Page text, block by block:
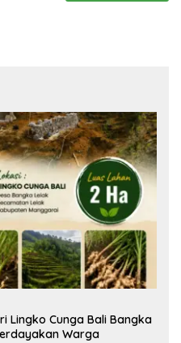
Lingko Cunga Bali Bangka
Warga